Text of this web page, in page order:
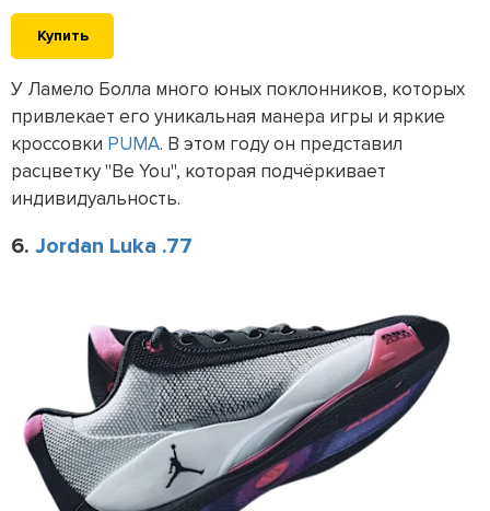
Купить
У Ламело Болла много юных поклонников, которых
привлекает его уникальная манера игры и яркие
кроссовки PUMA. В этом году он представил
расцветку "Be You", которая подчёркивает
индивидуальность.
6. Jordan Luka .77